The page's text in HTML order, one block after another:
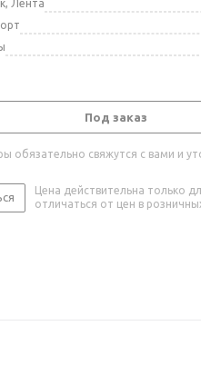
Лента
Под заказ
обязательно свяжутся с вами и
Цена действительна только
отличаться от цен в